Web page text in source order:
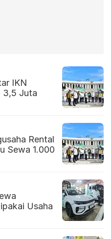
IKN
3,5 Juta
Rental
Usaha